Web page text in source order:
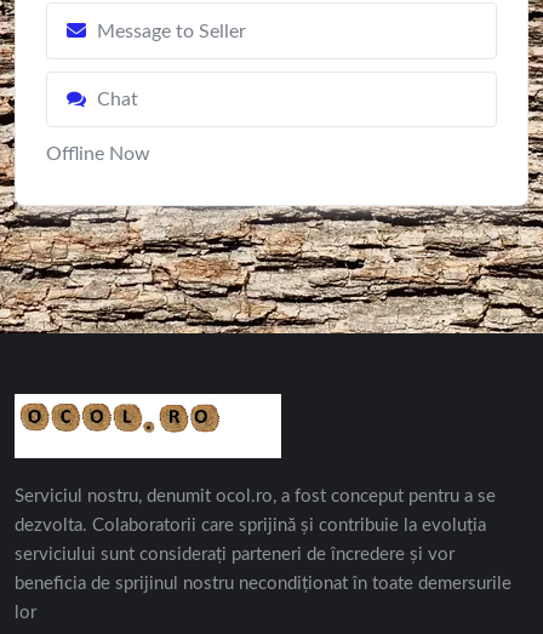
Message to Seller
Chat
Offline Now
Serviciul nostru, denumit ocol.ro, a fost conceput pentru a se
dezvolta. Colaboratorii care sprijină și contribuie la evoluția
serviciului sunt considerați parteneri de încredere și vor
beneficia de sprijinul nostru necondiționat în toate demersurile
lor